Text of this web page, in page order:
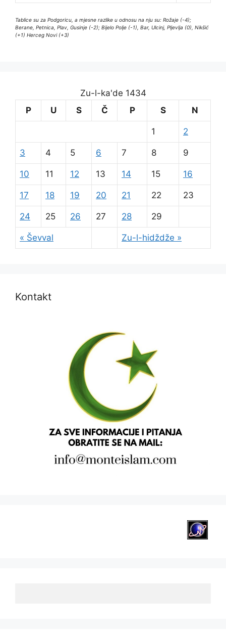
Tablice su za Podgoricu, a mjesne razlike u odnosu na nju su: Rožaje (-4);
Berane, Petnica, Plav, Gusinje (-2); Bijelo Polje (-1), Bar, Ulcinj, Pljevlja (0), Nikšić
(+1) Herceg Novi (+3)
Zu-l-ka'de 1434
P
U S Č P S N
« Ševval Zu-l-hidždže »
1 2
3 4 5 6 7 8 9
10 11 12 13 14 15 16
17 18 19 20 21 22 23
24 25 26 27 28 29
Kontakt